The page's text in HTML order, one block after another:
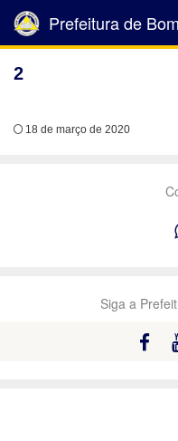
Prefeitura de
2
18 de março de 2020
Siga a